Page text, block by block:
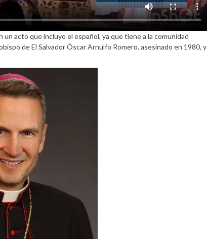
un acto que incluyo el español, ya que tiene a la comunidad
de El Salvador Óscar Arnulfo Romero, asesinado en 1980, y